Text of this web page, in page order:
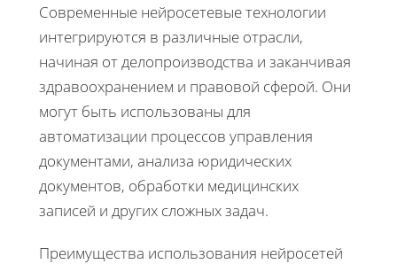
Современные нейросетевые технологии
интегрируются в различные отрасли,
начиная от делопроизводства и заканчивая
здравоохранением и правовой сферой. Они
могут быть использованы для
автоматизации процессов управления
документами, анализа юридических
документов, обработки медицинских
записей и других сложных задач.
Преимущества использования нейросетей